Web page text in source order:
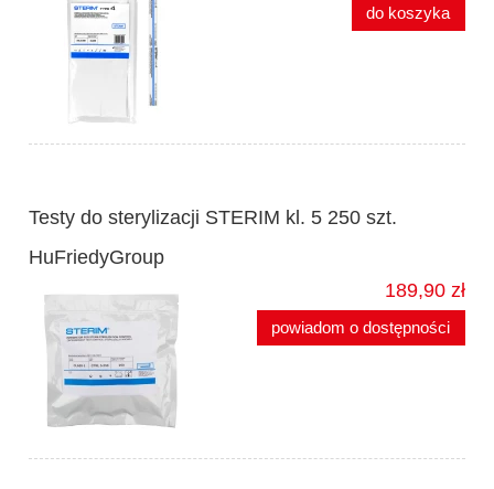
do koszyka
Testy do sterylizacji STERIM kl. 5 250 szt.
HuFriedyGroup
189,90 zł
powiadom o dostępności